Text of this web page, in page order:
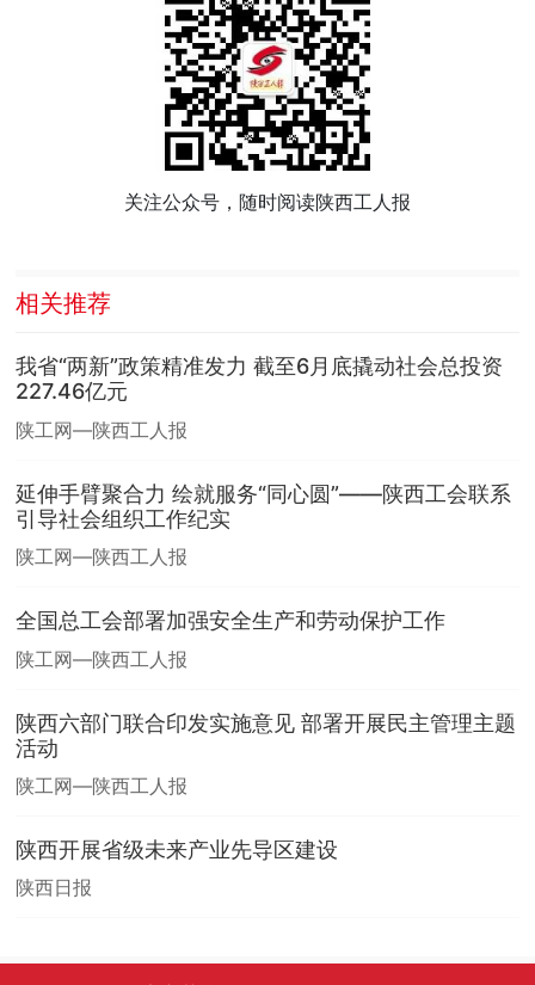
关注公众号，随时阅读陕西工人报
相关推荐
我省“两新”政策精准发力 截至6月底撬动社会总投资
227.46亿元
陕工网—陕西工人报
延伸手臂聚合力 绘就服务“同心圆”——陕西工会联系
引导社会组织工作纪实
陕工网—陕西工人报
全国总工会部署加强安全生产和劳动保护工作
陕工网—陕西工人报
陕西六部门联合印发实施意见 部署开展民主管理主题
活动
陕工网—陕西工人报
陕西开展省级未来产业先导区建设
陕西日报